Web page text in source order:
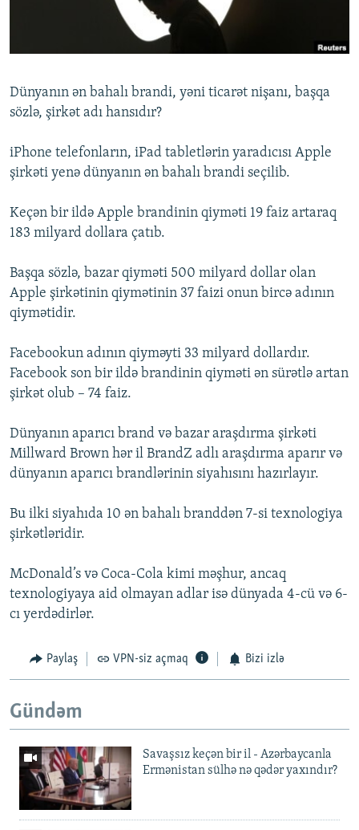
AZƏRBAYCAN ƏDƏBIYYATI KITABXANASI
PEŞƏ ETIKASI VƏ JURNALISTIKA STANDARTLARIMIZ
AZADLIQRADIOSU MOBIL TELEFONUNUZDA
XƏBƏR BÜLLETENLƏRIMIZ
RFE/RL-in bütün saytları
Dünyanın ən bahalı brandi, yəni ticarət nişanı, başqa
sözlə, şirkət adı hansıdır?
iPhone telefonların, iPad tabletlərin yaradıcısı Apple
şirkəti yenə dünyanın ən bahalı brandi seçilib.
Keçən bir ildə Apple brandinin qiyməti 19 faiz artaraq
183 milyard dollara çatıb.
Başqa sözlə, bazar qiyməti 500 milyard dollar olan
Apple şirkətinin qiymətinin 37 faizi onun bircə adının
qiymətidir.
Facebookun adının qiyməyti 33 milyard dollardır.
Facebook son bir ildə brandinin qiyməti ən sürətlə artan
şirkət olub – 74 faiz.
Dünyanın aparıcı brand və bazar araşdırma şirkəti
Millward Brown hər il BrandZ adlı araşdırma aparır və
dünyanın aparıcı brandlərinin siyahısını hazırlayır.
Bu ilki siyahıda 10 ən bahalı branddən 7-si texnologiya
şirkətləridir.
McDonald’s və Coca-Cola kimi məşhur, ancaq
texnologiyaya aid olmayan adlar isə dünyada 4-cü və 6-
cı yerdədirlər.
Paylaş VPN-siz açmaq Bizi izlə
Gündəm
Savaşsız keçən bir il - Azərbaycanla
Ermənistan sülhə nə qədər yaxındır?